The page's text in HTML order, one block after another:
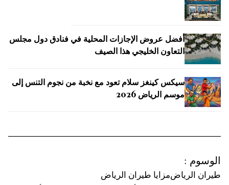
أفضل عروض الإجازات المحلية في فنادق دول مجلس
التعاون الخليجي هذا الصيف
سيكس كينغز سلام تعود مع نخبة من نجوم التنس إلى
موسم الرياض 2026
الوسوم :
طيران الرياضمزايا طيران الرياض